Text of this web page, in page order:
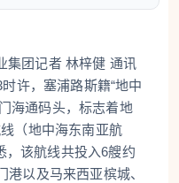
集团记者 林梓健 通讯
许，塞浦路斯籍“地中
海通码头，标志着地
（地中海东南亚航
，该航线共投入6艘约
以及马来西亚槟城、